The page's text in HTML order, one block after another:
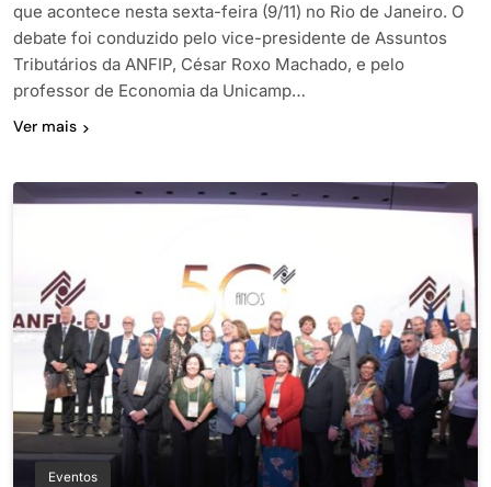
que acontece nesta sexta-feira (9/11) no Rio de Janeiro. O
debate foi conduzido pelo vice-presidente de Assuntos
Tributários da ANFIP, César Roxo Machado, e pelo
professor de Economia da Unicamp…
Ver mais
Eventos